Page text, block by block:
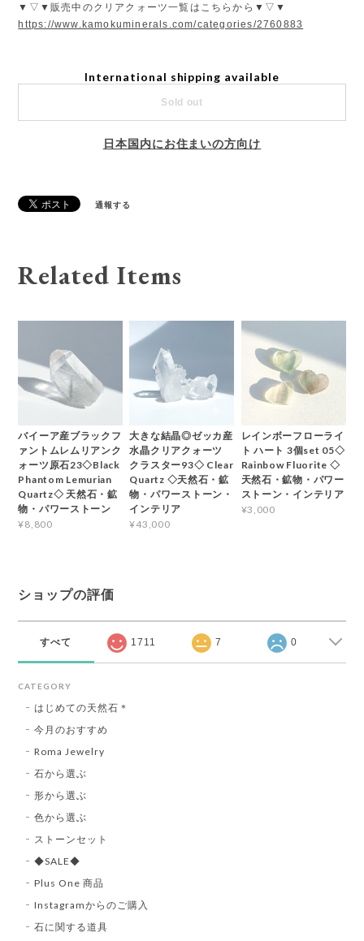
▼▽▼販売中のクリアクォーツ一覧はこちらから▼▽▼
https://www.kamokuminerals.com/categories/2760883
International shipping available
Sold out
日本国内にお住まいの方向け
通報する
Related Items
バイーア産ブラックフ
ァントムレムリアンク
ォーツ原石23◇Black
Phantom Lemurian
Quartz◇ 天然石・鉱
物・パワーストーン
¥8,800
大きな結晶◎ゼッカ産
水晶クリアクォーツ
クラスター93◇ Clear
Quartz ◇天然石・鉱
物・パワーストーン・
インテリア
¥43,000
レインボーフローライ
ト ハート 3個set 05◇
Rainbow Fluorite ◇
天然石・鉱物・パワー
ストーン・インテリア
¥3,000
ショップの評価
すべて 1711 7 0
CATEGORY
はじめての天然石＊
今月のおすすめ
Roma Jewelry
石から選ぶ
形から選ぶ
色から選ぶ
ストーンセット
◆SALE◆
Plus One 商品
Instagramからのご購入
石に関する道具